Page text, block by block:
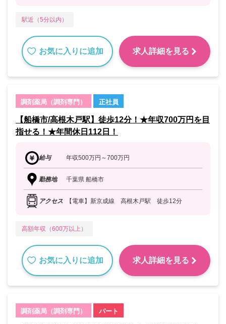
駅近（5分以内）
お気に入りに追加 求人詳細を見る
調剤薬局（調剤専門） 正社員
【船橋市/高根木戸駅】徒歩12分！★年収700万円を目
指せる！★年間休日112日！
給与 年収500万円～700万円
勤務地 千葉県 船橋市
アクセス 【電車】新京成線 高根木戸駅 徒歩12分
高額年収（600万以上）
お気に入りに追加 求人詳細を見る
調剤薬局（調剤専門） パート